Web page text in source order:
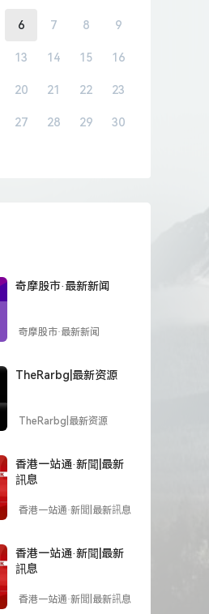
6 7 8 9
13 14 15 16
20 21 22 23
27 28 29 30
奇摩股市·最新新闻
奇摩股市·最新新闻
TheRarbg|最新资源
TheRarbg|最新资源
香港一站通·新聞|最新
訊息
香港一站通·新聞|最新訊息
香港一站通·新聞|最新
訊息
香港一站通·新聞|最新訊息